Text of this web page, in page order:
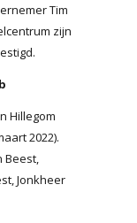
Tim
zijn
Hillegom
2022).
Beest,
Jonkheer